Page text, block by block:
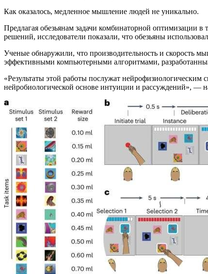
Как оказалось, медленное мышление людей не уникально.
Предлагая обезьянам задачи комбинаторной оптимизации
решений, исследователи показали, что обезьяны
Ученые обнаружили, что производительность и скорость
эффективными компьютерными алгоритмами,
«Результаты этой работы послужат нейрофизиологическим
нейробиологической основе интуиции и рассуждений», —